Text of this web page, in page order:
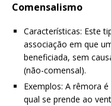
Comensalismo
Características: Este
associação em que
beneficiada, sem
(não-comensal).
Exemplos: A rêmora
qual se prende ao